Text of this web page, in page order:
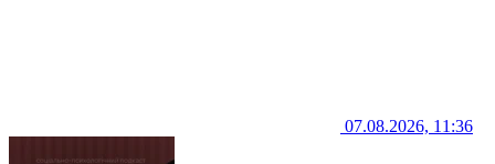
07.08.2026, 11:36